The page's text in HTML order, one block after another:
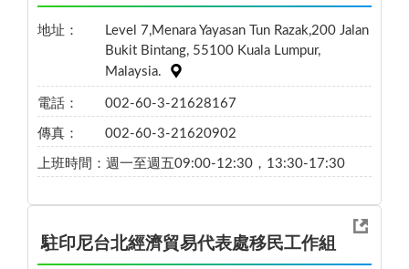
地址：
Level 7,Menara Yayasan Tun Razak,200 Jalan
Bukit Bintang, 55100 Kuala Lumpur,
Malaysia.
電話： 002-60-3-21628167
傳真： 002-60-3-21620902
上班時間： 週一至週五09:00-12:30，13:30-17:30
駐印尼台北經濟貿易代表處移民工作組